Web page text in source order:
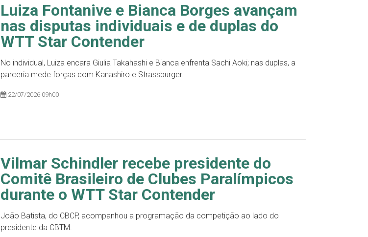
Luiza Fontanive e Bianca Borges avançam
nas disputas individuais e de duplas do
WTT Star Contender
No individual, Luiza encara Giulia Takahashi e Bianca enfrenta Sachi Aoki; nas duplas, a
parceria mede forças com Kanashiro e Strassburger.
22/07/2026 09h00
Vilmar Schindler recebe presidente do
Comitê Brasileiro de Clubes Paralímpicos
durante o WTT Star Contender
João Batista, do CBCP, acompanhou a programação da competição ao lado do
presidente da CBTM.